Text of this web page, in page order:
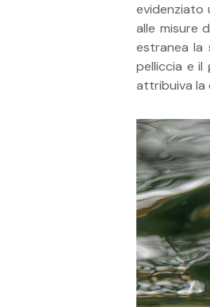
evidenziato
alle misure
estranea la
pelliccia e il
attribuiva la